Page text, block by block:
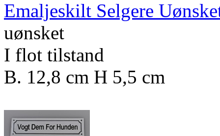
Emaljeskilt Selgere
uønsket
I flot tilstand
B. 12,8 cm H 5,5 cm